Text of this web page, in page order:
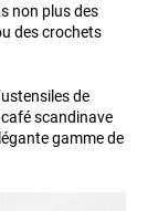
non plus des
des crochets
de
scandinave
gamme de